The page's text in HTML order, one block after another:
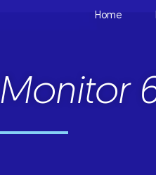
Home
Monitor